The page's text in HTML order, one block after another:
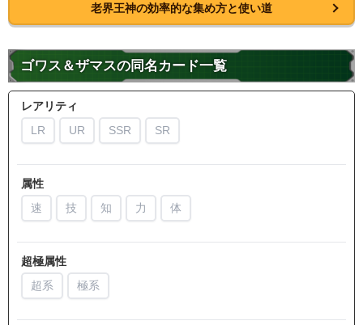
老界王神の効率的な集め方と使い道
ゴワス＆ザマスの同名カード一覧
レアリティ
LR
UR SSR SR
属性
速
技 知 力 体
超極属性
超系
極系